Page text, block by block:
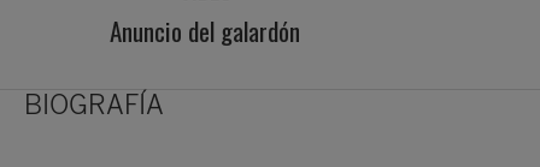
Anuncio del galardón
BIOGRAFÍA